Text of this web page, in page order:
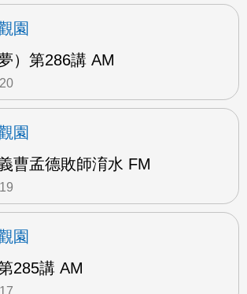
園
）第286講 AM
園
曹孟德敗師淯水 FM
園
285講 AM